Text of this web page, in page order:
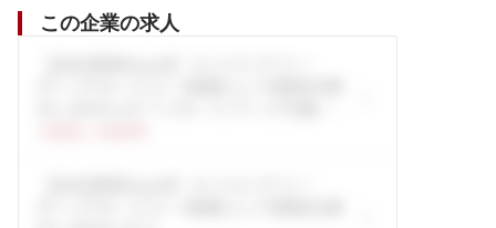
この企業の求人